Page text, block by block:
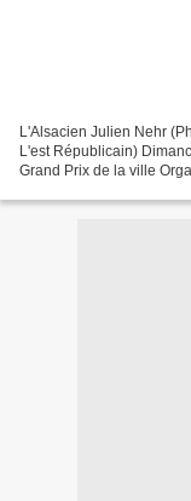
L'Alsacien Julien Nehr (Photo Macadam's Cowboys) Le podium (Merci à
L'est Républicain)
Grand Prix de la ville